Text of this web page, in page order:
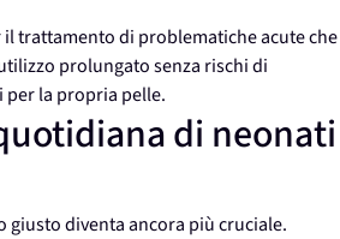
il trattamento di problematiche acute che
prolungato senza rischi di
per la propria pelle.
di neonati
diventa ancora più cruciale.